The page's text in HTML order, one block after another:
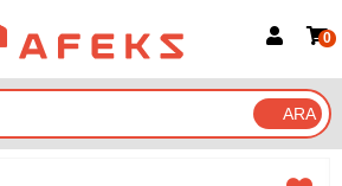
Google İle Bağlan
0